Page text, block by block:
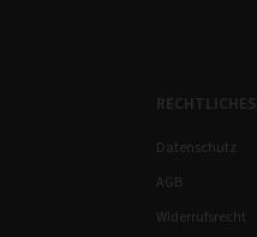
RECHTLICHES
Datenschutz
AGB
Widerrufsrecht